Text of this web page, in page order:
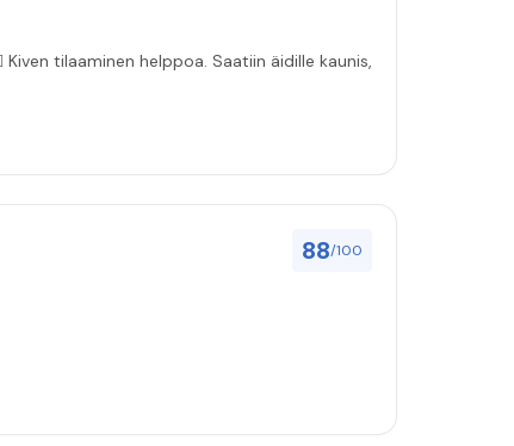
tilaaminen helppoa. Saatiin äidille kaunis,
88/100